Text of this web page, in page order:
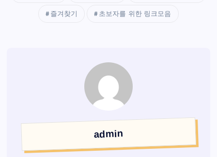
즐겨찾기 초보자를 위한 링크모음
admin